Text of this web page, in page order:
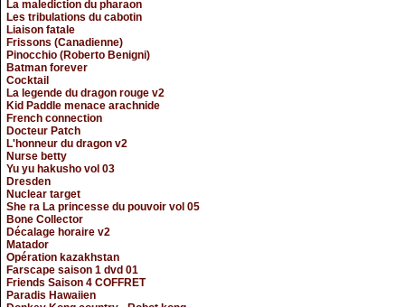
La malediction du pharaon
Les tribulations du cabotin
Liaison fatale
Frissons (Canadienne)
Pinocchio (Roberto Benigni)
Batman forever
Cocktail
La legende du dragon rouge v2
Kid Paddle menace arachnide
French connection
Docteur Patch
L'honneur du dragon v2
Nurse betty
Yu yu hakusho vol 03
Dresden
Nuclear target
She ra La princesse du pouvoir vol 05
Bone Collector
Décalage horaire v2
Matador
Opération kazakhstan
Farscape saison 1 dvd 01
Friends Saison 4 COFFRET
Paradis Hawaiien